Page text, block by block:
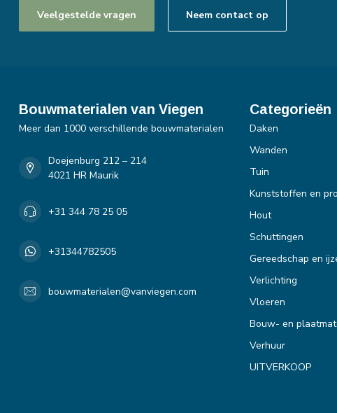
Veelgestelde vragen Neem contact op
Bouwmaterialen van Viegen
Meer dan 1000 verschillende bouwmaterialen
Doejenburg 212 – 214
4021 HR Maurik
+31 344 78 25 05
+31344782505
bouwmaterialen@vanviegen.com
Categorieën
Daken
Wanden
Tuin
Kunststoffen en
Hout
Schuttingen
Gereedschap en
Verlichting
Vloeren
Bouw- en
Verhuur
UITVERKOOP